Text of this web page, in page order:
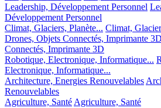
Leadership, Développement Personnel
Développement Personnel
Climat, Glaciers, Planète... Climat,
Drones, Objets Connectés, Imprimante 3D
Connectés, Imprimante 3D
Robotique, Electronique, Informatique...
Electronique, Informatique...
Architecture, Energies Renouvelables
Renouvelables
Agriculture, SantéAgriculture, Santé